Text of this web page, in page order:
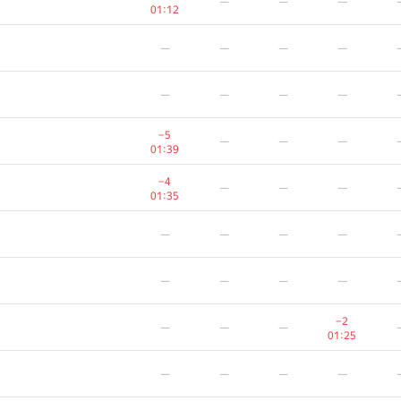
01:12
— — — —
— — — —
−5
01:39
— — —
−4
01:35
— — —
— — — —
— — — —
— — —
−2
01:25
— — — —
01:12
— — — —
— — — —
−5
01:39
— — —
−4
01:35
— — —
— — — —
— — — —
— — —
−2
01:25
— — — —